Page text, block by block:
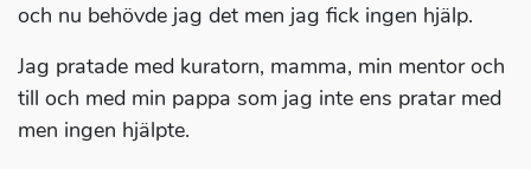
och nu behövde jag det men jag fick ingen hjälp.
Jag pratade med kuratorn, mamma, min mentor och
till och med min pappa som jag inte ens pratar med
men ingen hjälpte.